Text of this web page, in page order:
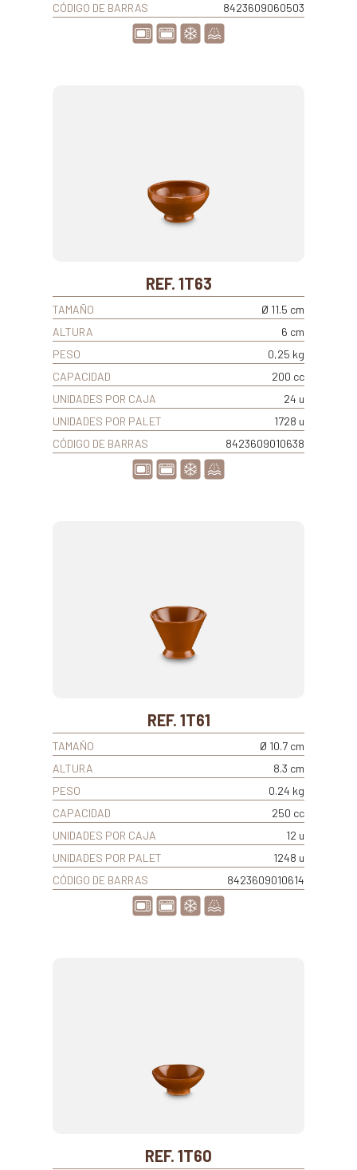
CÓDIGO DE BARRAS
8423609060503
REF. 1T63
TAMAÑO
Ø 11.5 cm
ALTURA
6 cm
PESO
0,25 kg
CAPACIDAD
200 cc
UNIDADES POR CAJA
24 u
UNIDADES POR PALET
1728 u
CÓDIGO DE BARRAS
8423609010638
REF. 1T61
TAMAÑO
Ø 10.7 cm
ALTURA
8.3 cm
PESO
0.24 kg
CAPACIDAD
250 cc
UNIDADES POR CAJA
12 u
UNIDADES POR PALET
1248 u
CÓDIGO DE BARRAS
8423609010614
REF. 1T60